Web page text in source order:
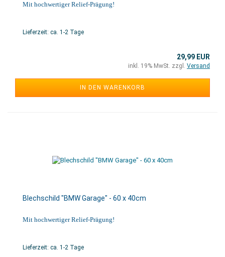
Mit hochwertiger Relief-Prägung!
Lieferzeit: ca. 1-2 Tage
29,99 EUR
inkl. 19% MwSt. zzgl. Versand
IN DEN WARENKORB
Blechschild "BMW Garage" - 60 x 40cm
Mit hochwertiger Relief-Prägung!
Lieferzeit: ca. 1-2 Tage